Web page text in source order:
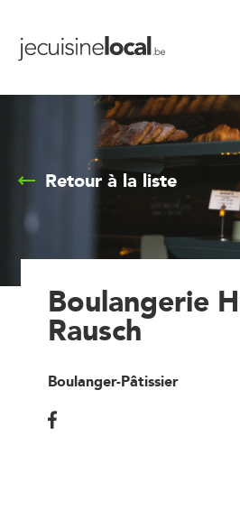
Retour à la liste
Boulangerie
Rausch
Boulanger-Pâtissier